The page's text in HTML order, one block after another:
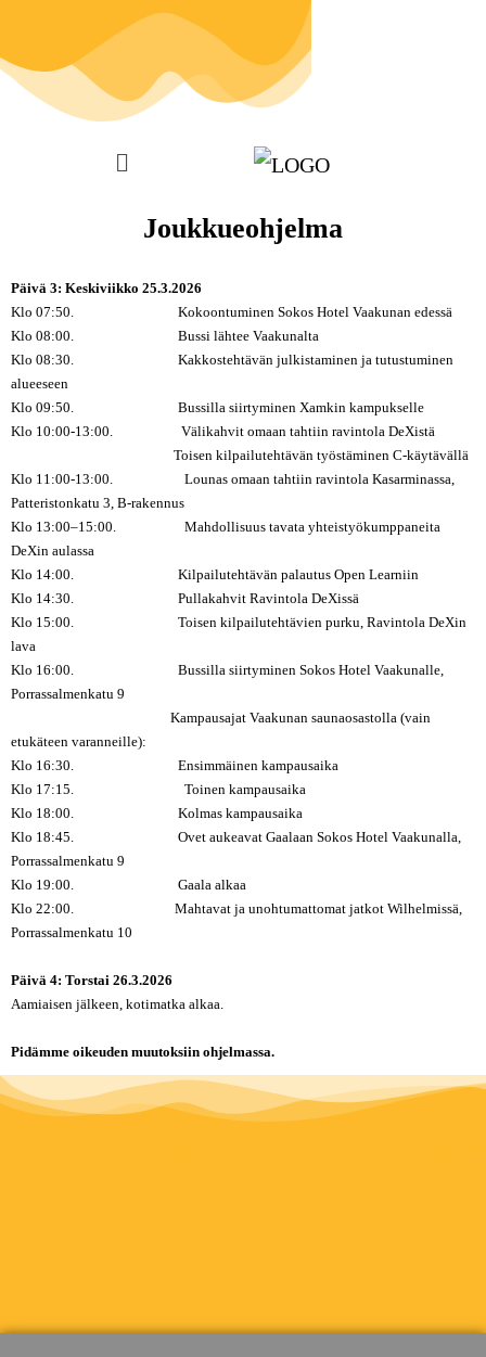
Joukkueohjelma
Päivä 3: Keskiviikko 25.3.2026
Klo 07:50. Kokoontuminen Sokos Hotel Vaakunan edessä
Klo 08:00. Bussi lähtee Vaakunalta
Klo 08:30. Kakkostehtävän julkistaminen ja tutustuminen
alueeseen
Klo 09:50. Bussilla siirtyminen Xamkin kampukselle
Klo 10:00-13:00. Välikahvit omaan tahtiin ravintola DeXistä
Toisen kilpailutehtävän työstäminen C-käytävällä
Klo 11:00-13:00. Lounas omaan tahtiin ravintola Kasarminassa,
Patteristonkatu 3, B-rakennus
Klo 13:00–15:00. Mahdollisuus tavata yhteistyökumppaneita
DeXin aulassa
Klo 14:00. Kilpailutehtävän palautus Open Learniin
Klo 14:30. Pullakahvit Ravintola DeXissä
Klo 15:00. Toisen kilpailutehtävien purku, Ravintola DeXin
lava
Klo 16:00. Bussilla siirtyminen Sokos Hotel Vaakunalle,
Porrassalmenkatu 9
Kampausajat Vaakunan saunaosastolla (vain
etukäteen varanneille):
Klo 16:30. Ensimmäinen kampausaika
Klo 17:15. Toinen kampausaika
Klo 18:00. Kolmas kampausaika
Klo 18:45. Ovet aukeavat Gaalaan Sokos Hotel Vaakunalla,
Porrassalmenkatu 9
Klo 19:00. Gaala alkaa
Klo 22:00. Mahtavat ja unohtumattomat jatkot Wilhelmissä,
Porrassalmenkatu 10
Päivä 4: Torstai 26.3.2026
Aamiaisen jälkeen, kotimatka alkaa.
Pidämme oikeuden muutoksiin ohjelmassa.